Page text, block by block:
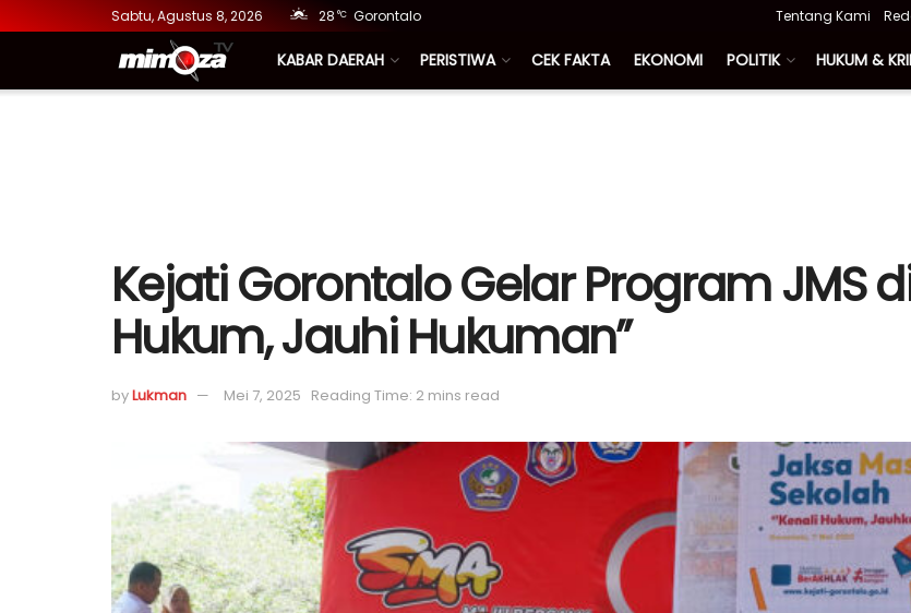
Sabtu, Agustus 8, 2026 28 °C Gorontalo Tentang Kami
KABAR DAERAH PERISTIWA CEK FAKTA EKONOMI POLITIK HUKUM &
Kejati Gorontalo Gelar Program JMS di
Hukum, Jauhi Hukuman”
byLukman Mei 7, 2025 Reading Time: 2 mins read